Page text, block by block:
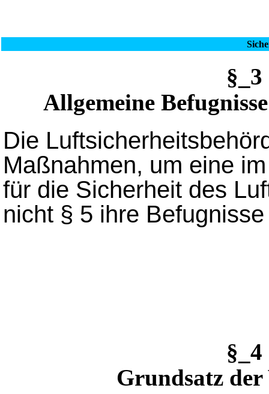
Allgemeine
Die
Maßnahmen, um eine
für die Sicherheit des
nicht § 5 ihre
Grundsatz